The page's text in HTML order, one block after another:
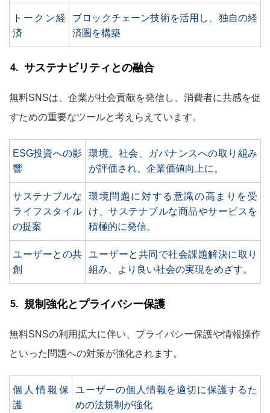
トークン経
済
ブロックチェーン技術を活用し、独自の経
済圏を構築
サステナビリティとの融合
無料SNSは、企業が社会貢献を発信し、消費者に共感を促
すための重要なツールと考えらえています。
ESG投資への影
響
環境、社会、ガバナンスへの取り組み
が評価され、企業価値向上に。
サステナブルな
ライフスタイル
の提案
環境問題に対する意識の高まりを受
け、サステナブルな商品やサービスを
積極的に発信。
ユーザーとの共
創
ユーザーと共同で社会課題解決に取り
組み、より良い社会の実現をめざす。
規制強化とプライバシー保護
無料SNSの利用拡大に伴い、プライバシー保護や情報操作
といった問題への対策が強化されます。
個人情報保
護
ユーザーの個人情報を適切に保護するた
めの法規制が強化